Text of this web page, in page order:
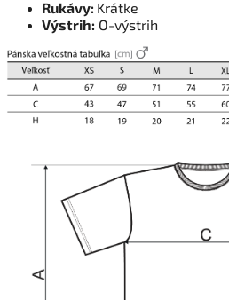
Rukávy: Krátke
Výstrih: O-výstrih